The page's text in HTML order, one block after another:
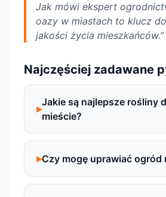
Jak mówi ekspert
oazy w miastach to klucz
jakości życia mieszkańców.”
Najczęściej zadawane
Jakie są najlepsze rośliny
mieście?
Czy mogę uprawiać ogród